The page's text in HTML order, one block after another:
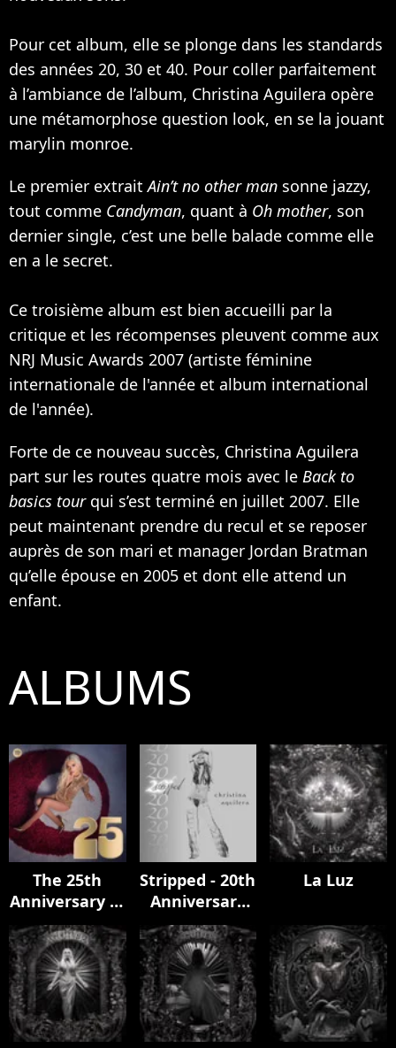
Pour cet album, elle se plonge dans les standards
des années 20, 30 et 40. Pour coller parfaitement
à l’ambiance de l’album, Christina Aguilera opère
une métamorphose question look, en se la jouant
marylin monroe.
Le premier extraitAin’t no other man sonne jazzy,
tout comme Candyman, quant à Oh mother, son
dernier single, c’est une belle balade comme elle
en a le secret.
Ce troisième album est bien accueilli par la
critique et les récompenses pleuvent comme aux
NRJ Music Awards 2007 (artiste féminine
internationale de l'année et album international
de l'année).
Forte de ce nouveau succès, Christina Aguilera
part sur les routes quatre mois avec le Back to
basics tourqui s’est terminé en juillet 2007. Elle
peut maintenant prendre du recul et se reposer
auprès de son mari et manager Jordan Bratman
qu’elle épouse en 2005 et dont elle attend un
enfant.
ALBUMS
The 25th
Anniversary of
Christina
Aguilera |
Spotify
Anniversaries
LIVE
Stripped - 20th
Anniversary
Edition
La Luz